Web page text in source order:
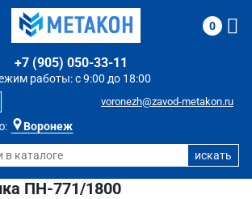
Воронеж
работы: с 9:00 до 18:00
+7 (905) 050-33-11
voronezh@zavod-metakon.ru
0
ПН-771/1800